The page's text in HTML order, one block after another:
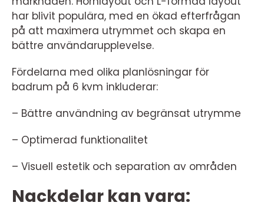
har blivit populära, med en ökad efterfrågan
på att maximera utrymmet och skapa en
bättre användarupplevelse.
Fördelarna med olika planlösningar för
badrum på 6 kvm inkluderar:
– Bättre användning av begränsat utrymme
– Optimerad funktionalitet
– Visuell estetik och separation av områden
Nackdelar kan vara: